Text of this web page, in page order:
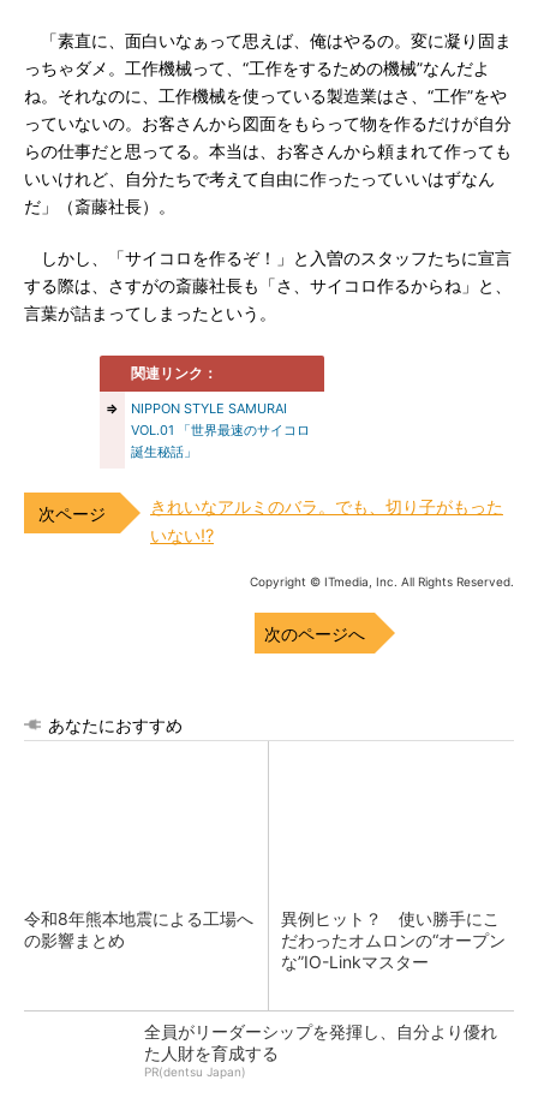
「素直に、面白いなぁって思えば、俺はやるの。変に凝り固ま
っちゃダメ。工作機械って、“工作をするための機械”なんだよ
ね。それなのに、工作機械を使っている製造業はさ、“工作”をや
っていないの。お客さんから図面をもらって物を作るだけが自分
らの仕事だと思ってる。本当は、お客さんから頼まれて作っても
いいけれど、自分たちで考えて自由に作ったっていいはずなん
だ」（斎藤社長）。
しかし、「サイコロを作るぞ！」と入曽のスタッフたちに宣言
する際は、さすがの斎藤社長も「さ、サイコロ作るからね」と、
言葉が詰まってしまったという。
関連リンク：
⇒
NIPPON STYLE SAMURAI
VOL.01 「世界最速のサイコロ
誕生秘話」
きれいなアルミのバラ。でも、切り子がもった
いない!?
Copyright © ITmedia, Inc. All Rights Reserved.
次のページへ
あなたにおすすめ
令和8年熊本地震による工場へ
の影響まとめ
異例ヒット？ 使い勝手にこ
だわったオムロンの“オープン
な”IO-Linkマスター
全員がリーダーシップを発揮し、自分より優れ
た人財を育成する
PR(dentsu Japan)